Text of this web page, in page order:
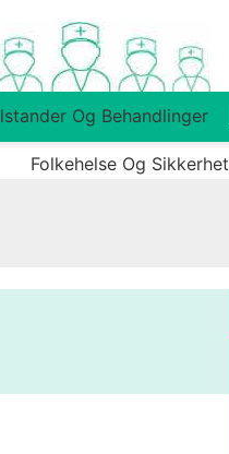
Og Behandlinger
Folkehelse Og Sikkerhet